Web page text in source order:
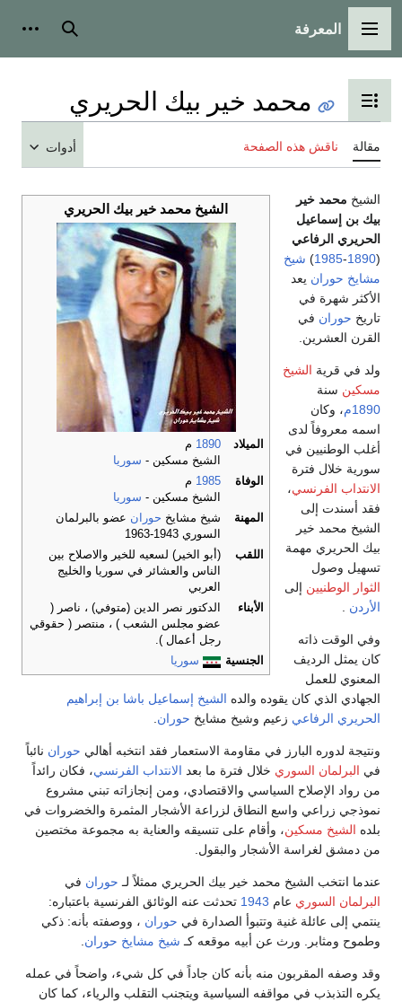
القائمة الرئيسية
المعرفة بحث
تبديل عرض جدول المحتويات
محمد خير بيك الحريري
مقالة ناقش هذه الصفحة أدوات
الشيخ محمد خير بيك الحريري
الميلاد 1890 م
الشيخ مسكين - سوريا
الوفاة
1985 م
الشيخ مسكين - سوريا
المهنة
شيخ مشايخ حوران عضو بالبرلمان
السوري 1943-1963
اللقب
(أبو الخير) لسعيه للخير والاصلاح بين
الناس والعشائر في سوريا والخليج
العربي
الأبناء
الدكتور نصر الدين (متوفي) ، ناصر (
عضو مجلس الشعب ) ، منتصر ( حقوقي
رجل أعمال ).
الجنسية
سوريا
الشيخ محمد خير
بيك بن إسماعيل
الحريري الرفاعي
(
1890
-
1985
) شيخ
مشايخ حوران يعد
الأكثر شهرة في
تاريخ حوران في
القرن العشرين.
ولد في قرية الشيخ
مسكين سنة
1890م
، وكان
اسمه معروفاً لدى
أغلب الوطنيين في
سورية خلال فترة
الانتداب الفرنسي،
فقد أسندت إلى
الشيخ محمد خير
بيك الحريري مهمة
تسهيل وصول
الثوار الوطنيين إلى
الأردن
وفي الوقت ذاته
كان يمثل الرديف
المعنوي للعمل
الجهادي الذي كان يقوده والده الشيخ إسماعيل باشا بن إبراهيم
الحريري الرفاعي زعيم وشيخ مشايخ حوران
ونتيجة لدوره البارز في مقاومة الاستعمار فقد انتخبه أهالي حوران نائباً
في البرلمان السوري خلال فترة ما بعد الانتداب الفرنسي، فكان رائداً
من رواد الإصلاح السياسي والاقتصادي، ومن إنجازاته تبني مشروع
نموذجي زراعي واسع النطاق لزراعة الأشجار المثمرة والخضروات في
بلده الشيخ مسكين، وأقام على تنسيقه والعناية به مجموعة مختصين
من دمشق لغراسة الأشجار والبقول.
عندما انتخب الشيخ محمد خير بيك الحريري ممثلاً لـ حوران في
البرلمان السوري عام 1943 تحدثت عنه الوثائق الفرنسية باعتباره:
ينتمي إلى عائلة غنية وتتبوأ الصدارة في حوران ، ووصفته بأنه: ذكي
وطموح ومثابر. ورث عن أبيه موقعه كـ شيخ مشايخ حوران
وقد وصفه المقربون منه بأنه كان جاداً في كل شيء، واضحاً في عمله
يكره التذبذب في مواقفه السياسية ويتجنب التقلب والرياء، كما كان